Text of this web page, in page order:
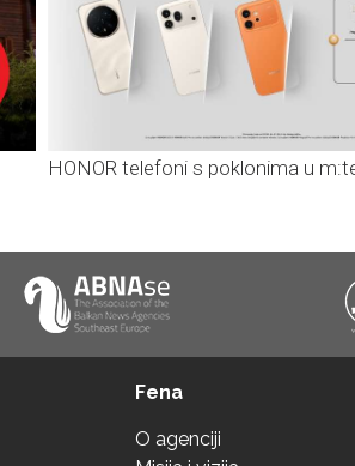
HONOR telefoni s poklonima u
Fena
O agenciji